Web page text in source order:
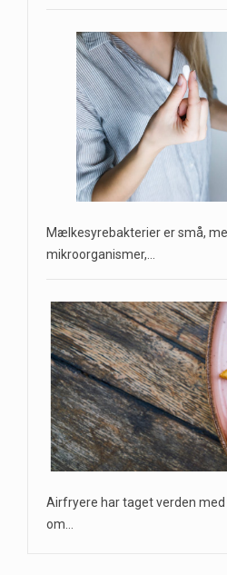
Mælkesyrebakterier er små,
mikroorganismer,…
Airfryere har taget verden
om…